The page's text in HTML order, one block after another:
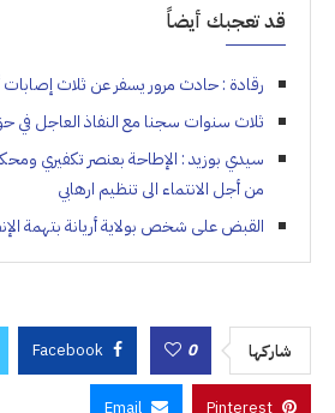
قد تعجبك أيضاً
رقادة : حادث مرور يسفر عن ثلاث
ثلاث سنوات سجنا مع النفاذ العاجل في
من أجل الانتماء الى تنظيم ارهابي
القبض على شخص بولاية أريانة بتهمة
شاركها 0
Facebook
Pinterest
Email